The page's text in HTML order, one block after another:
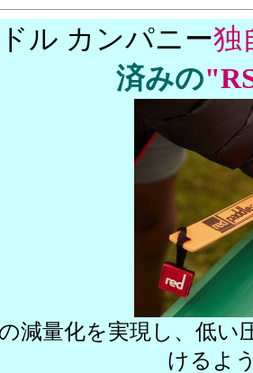
ル カンパニー独
済みの
減量化を実現し、低
けるよ